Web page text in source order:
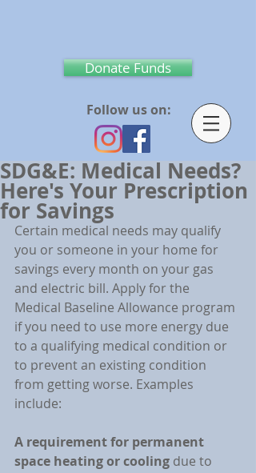
Donate Funds
Follow us on:
SDG&E: Medical Needs?
Here's Your Prescription
for Savings
Certain medical needs may qualify
you or someone in your home for
savings every month on your gas
and electric bill. Apply for the
Medical Baseline Allowance program
if you need to use more energy due
to a qualifying medical condition or
to prevent an existing condition
from getting worse. Examples
include:
A requirement for permanent
space heating or cooling due to